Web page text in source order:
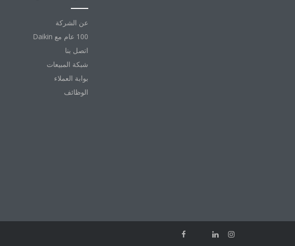
عن الشركة
100 عام مع Daikin
اتصل بنا
شبكة المبيعات
بوابة العملاء
الوظائف